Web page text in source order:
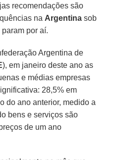
recomendações são
na Argentinasob
param por aí.
Argentina de
), em janeiro deste ano as
e médias empresas
28,5% em
do ano anterior, medido a
bens e serviços são
de um ano